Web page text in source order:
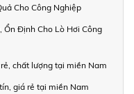
Cho Công Nghiệp
Ổn Định Cho Lò Hơi Công
chất lượng tại miền Nam
giá rẻ tại miền Nam